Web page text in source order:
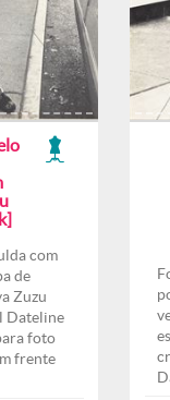
com
de
Zuzu
Dateline
foto
frente